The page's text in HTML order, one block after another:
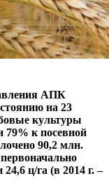
АПК
на 23
культуры
79% к посевной
90,2 млн.
ц/га (в 2014 г. –